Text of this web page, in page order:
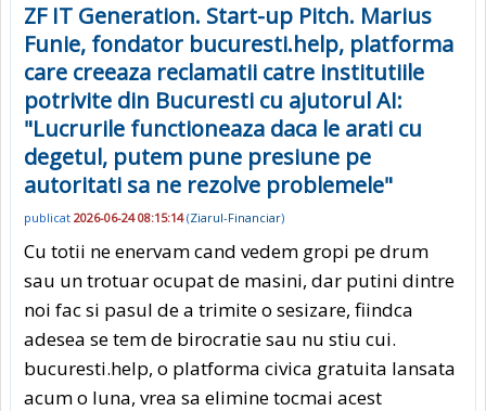
ZF IT Generation. Start-up Pitch. Marius
Funie, fondator bucuresti.help, platforma
care creeaza reclamatii catre institutiile
potrivite din Bucuresti cu ajutorul AI:
"Lucrurile functioneaza daca le arati cu
degetul, putem pune presiune pe
autoritati sa ne rezolve problemele"
publicat 2026-06-24 08:15:14(Ziarul-Financiar)
Cu totii ne enervam cand vedem gropi pe drum
sau un trotuar ocupat de masini, dar putini dintre
noi fac si pasul de a trimite o sesizare, fiindca
adesea se tem de birocratie sau nu stiu cui.
bucuresti.help, o platforma civica gratuita lansata
acum o luna, vrea sa elimine tocmai acest